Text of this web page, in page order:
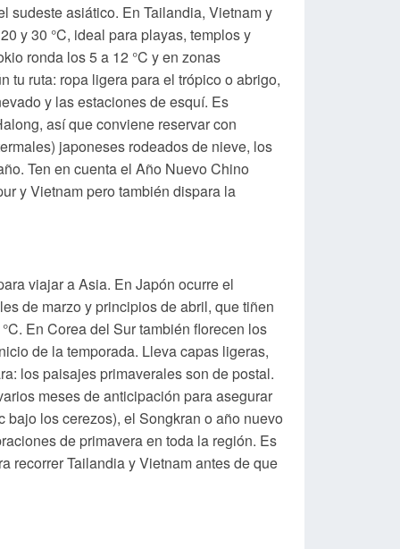
sudeste asiático. En Tailandia, Vietnam y
y 30 °C, ideal para playas, templos y
ronda los 5 a 12 °C y en zonas
tu ruta: ropa ligera para el trópico o abrigo,
y las estaciones de esquí. Es
así que conviene reservar con
japoneses rodeados de nieve, los
Ten en cuenta el Año Nuevo Chino
y Vietnam pero también dispara la
viajar a Asia. En Japón ocurre el
de marzo y principios de abril, que tiñen
En Corea del Sur también florecen los
de la temporada. Lleva capas ligeras,
los paisajes primaverales son de postal.
meses de anticipación para asegurar
los cerezos), el Songkran o año nuevo
de primavera en toda la región. Es
recorrer Tailandia y Vietnam antes de que